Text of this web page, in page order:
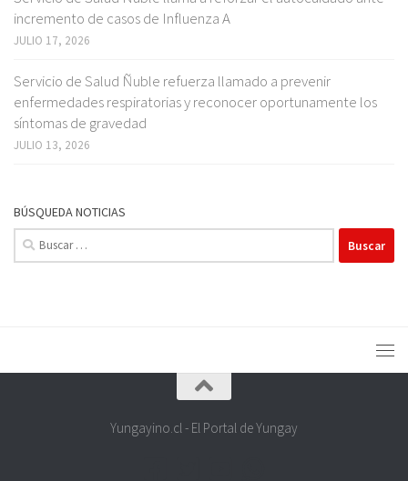
incremento de casos de Influenza A
JULIO 17, 2026
Servicio de Salud Ñuble refuerza llamado a prevenir
enfermedades respiratorias y reconocer oportunamente los
síntomas de gravedad
JULIO 13, 2026
BÚSQUEDA NOTICIAS
Buscar:
Yungayino.cl - El Portal de Yungay